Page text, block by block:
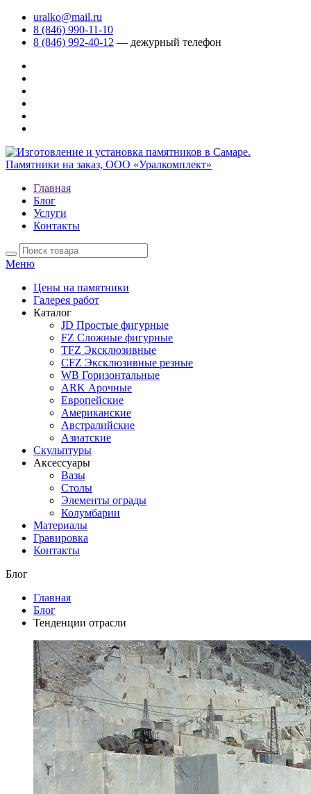
uralko@mail.ru
8 (846) 990-11-10
8 (846) 992-40-12 — дежурный телефон
Главная
Блог
Услуги
Контакты
Меню
Цены на памятники
Галерея работ
Каталог
JD Простые фигурные
FZ Сложные фигурные
TFZ Эксклюзивные
CFZ Эксклюзивные резные
WB Горизонтальные
ARK Арочные
Европейские
Американские
Австралийские
Азиатские
Скульптуры
Аксессуары
Вазы
Столы
Элементы ограды
Колумбарии
Материалы
Гравировка
Контакты
Блог
Главная
Блог
Тенденции отрасли